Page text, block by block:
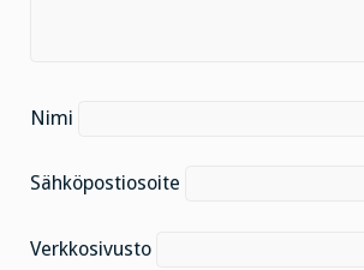
Nimi
Sähköpostiosoite
Verkkosivusto